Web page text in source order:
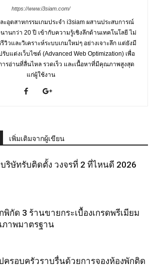
https://www.i3siam.com/
ะอุตสาหกรรมเกมประจำ i3siam ผสานประสบการณ์
านกว่า 20 ปี เข้ากับความรู้เชิงลึกด้านเทคโนโลยี ไม่
วิวและวิเคราะห์ระบบเกมใหม่ๆ อย่างเจาะลึก แต่ยังมี
บแต่งเว็บไซต์ (Advanced Web Optimization) เพื่อ
รอ่านที่ลื่นไหล รวดเร็ว และเนื้อหาที่มีคุณภาพสูงสุด
แก่ผู้ใช้งาน
เพิ่มเติมจากผู้เขียน
ริษัทรับติดตั้ง วงจรที่ 2 ที่ไหนดี 2026
พิกัด 3 ร้านขายกระเบื้องเกรดพรีเมียม
าพมาตรฐาน
ครอบครัวราบรื่นด้วยการจองห้องพักติด